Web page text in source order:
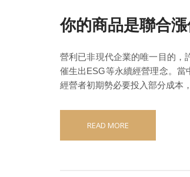
你的商品是聯合
營利已非現代企業的唯一目的，
催生出ESG等永續經營理念。
經營者初期勢必要投入部分成本
READ MORE